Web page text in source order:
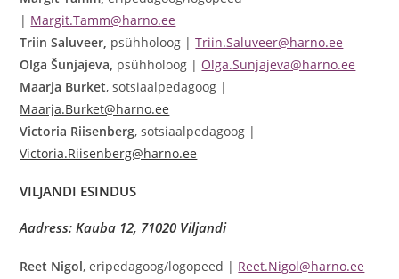
| Margit.Tamm@harno.ee
Triin Saluveer, psühholoog |Triin.Saluveer@harno.ee
Olga Šunjajeva, psühholoog | Olga.Sunjajeva@harno.ee
Maarja Burket, sotsiaalpedagoog |
Maarja.Burket@harno.ee
Victoria Riisenberg, sotsiaalpedagoog |
Victoria.Riisenberg@harno.ee
VILJANDI ESINDUS
Aadress: Kauba 12, 71020 Viljandi
Reet Nigol, eripedagoog/logopeed | Reet.Nigol@harno.ee